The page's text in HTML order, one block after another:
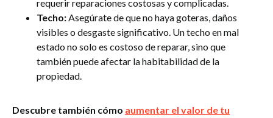
requerir reparaciones costosas y complicadas.
Techo:Asegúrate de que no haya goteras, daños
visibles o desgaste significativo. Un techo en mal
estado no solo es costoso de reparar, sino que
también puede afectar la habitabilidad de la
propiedad.
Descubre también cómo aumentar el valor de tu